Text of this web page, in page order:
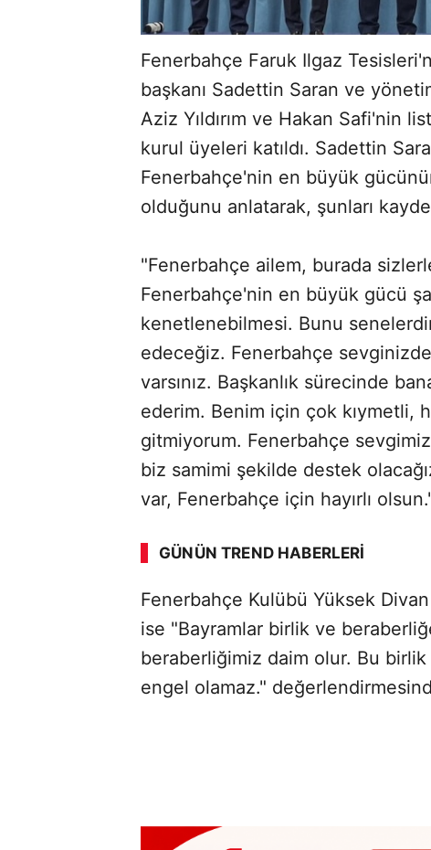
Fenerbahçe Faruk Ilgaz
başkanı Sadettin Saran ve
Aziz Yıldırım ve Hakan Safi'nin
kurul üyeleri katıldı. Sadettin
Fenerbahçe'nin en büyük
olduğunu anlatarak, şunları
"Fenerbahçe ailem, burada
Fenerbahçe'nin en büyük gücü
kenetlenebilmesi. Bunu
edeceğiz. Fenerbahçe
varsınız. Başkanlık sürecinde
ederim. Benim için çok kıymetli,
gitmiyorum. Fenerbahçe
biz samimi şekilde destek
var, Fenerbahçe için hayırlı
GÜNÜN TREND HABERLERI
Fenerbahçe Kulübü Yüksek
ise "Bayramlar birlik ve
beraberliğimiz daim olur. Bu birlik
engel olamaz."